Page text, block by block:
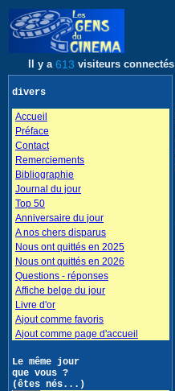
Il y a 613 visiteurs connectés
divers
Accueil
Préface
Contact
Remerciements
Bibliographie
Journal du jour
Top 50
Anniversaire du jour
A nos chers disparus
Nous ont quittés en 2025
Nous ont quittés en 2026
Questions - réponses
Affiche belge du jour
Livre d'or
Ajout comme favoris
Ajout comme page d'accueil
Le même jour
que vous ?
(êtes nés...)